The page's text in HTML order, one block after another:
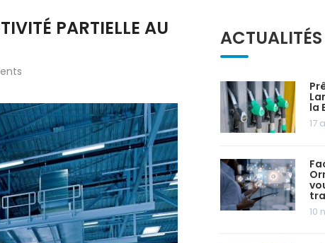
PARTIELLE AU ACTUALITÉS
la
17
10